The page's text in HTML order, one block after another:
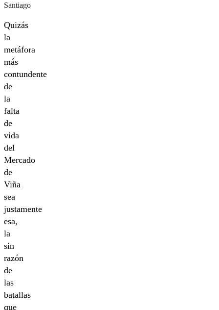
Santiago
Quizás
la
metáfora
más
contundente
de
la
falta
de
vida
del
Mercado
de
Viña
sea
justamente
esa,
la
sin
razón
de
las
batallas
que